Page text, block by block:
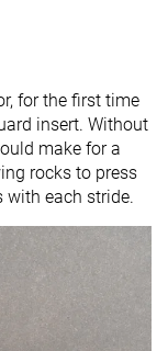
for the first time
insert. Without
make for a
rocks to press
each stride.